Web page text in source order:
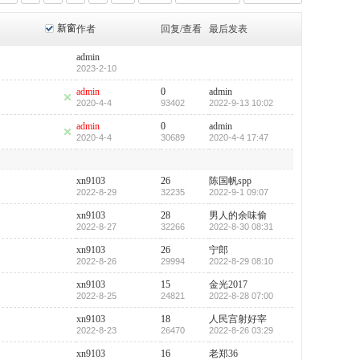
新窗作者 回复/查看 最后发表
admin
2023-2-10
admin
2020-4-4
0
93402
admin
2022-9-13 10:02
admin
2020-4-4
0
30689
admin
2020-4-4 17:47
xn9103
2022-8-29
26
32235
陈国帆spp
2022-9-1 09:07
xn9103
2022-8-27
28
32266
男人的余味偷
2022-8-30 08:31
xn9103
2022-8-26
26
29994
宁郎
2022-8-29 08:10
xn9103
2022-8-25
15
24821
金光2017
2022-8-28 07:00
xn9103
2022-8-23
18
26470
人民宫射好宰
2022-8-26 03:29
xn9103 16 老郑36